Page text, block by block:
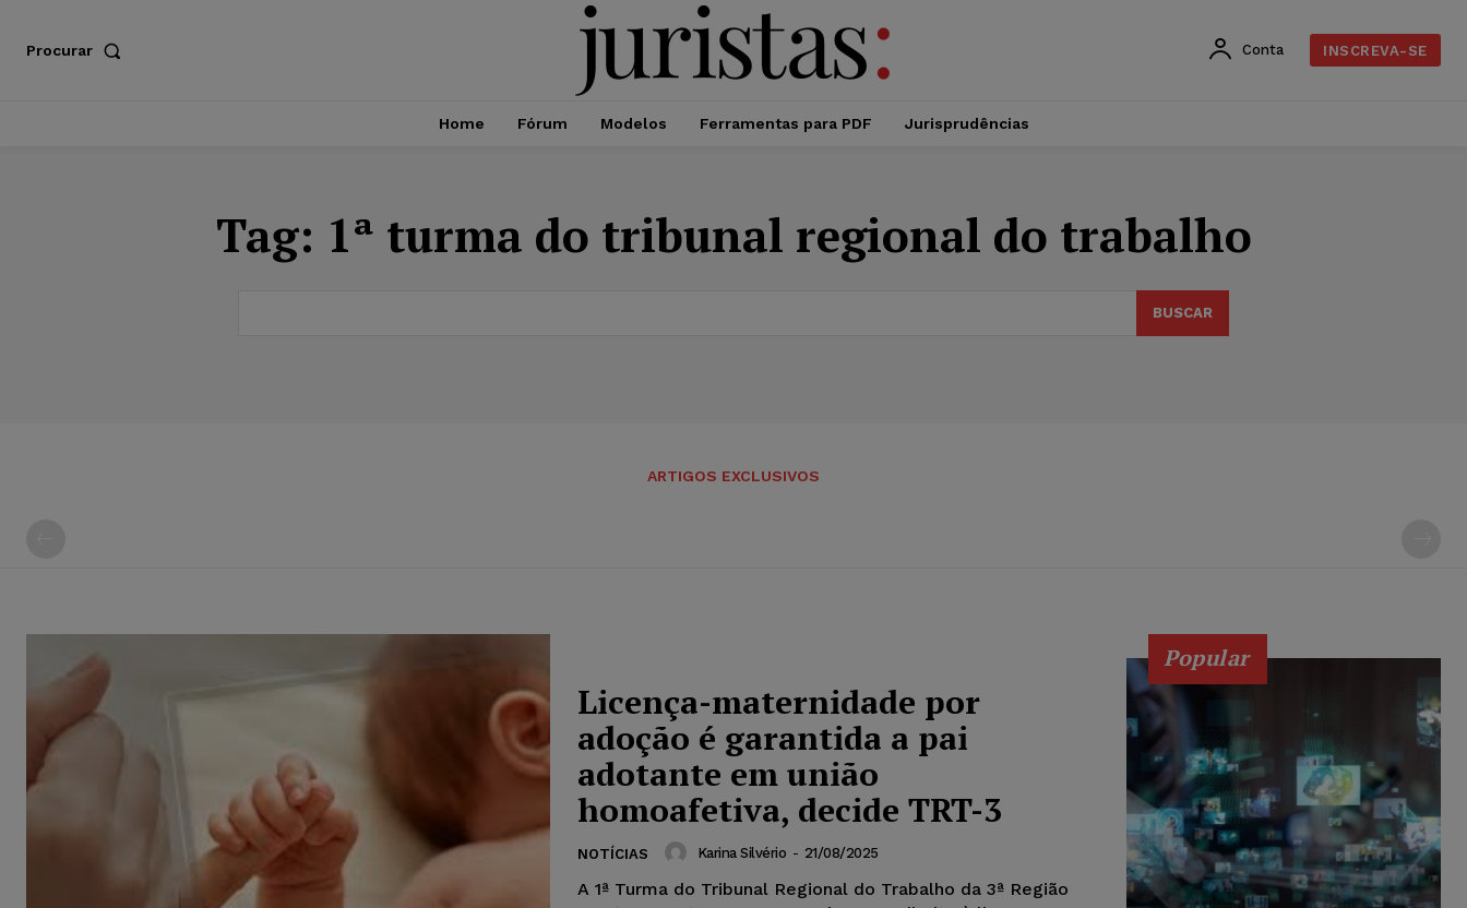
Procurar Conta INSCREVA-SE
Home Fórum Modelos Ferramentas para PDF Jurisprudências
Tag: 1ª turma do tribunal regional do trabalho
BUSCAR
ARTIGOS EXCLUSIVOS
Licença-maternidade por
adoção é garantida a pai
adotante em união
homoafetiva, decide TRT-3
NOTÍCIAS Karina Silvério - 21/08/2025
A 1ª Turma do Tribunal Regional do Trabalho da 3ª Região
Popular